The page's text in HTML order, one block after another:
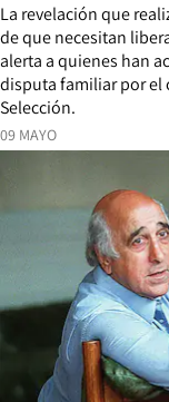
09 MAYO
La revelación que
de que necesitan
alerta a quienes han
disputa familiar por el
Selección.